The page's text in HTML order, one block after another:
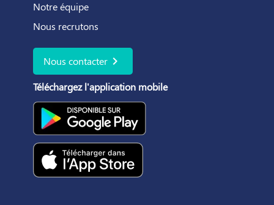
Notre équipe
Nous recrutons
Nous contacter chevron_right
Téléchargez l'application mobile